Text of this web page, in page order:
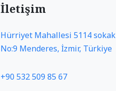
İletişim
Hürriyet Mahallesi 5114 sokak
No:9 Menderes, İzmir, Türkiye
+90 532 509 85 67